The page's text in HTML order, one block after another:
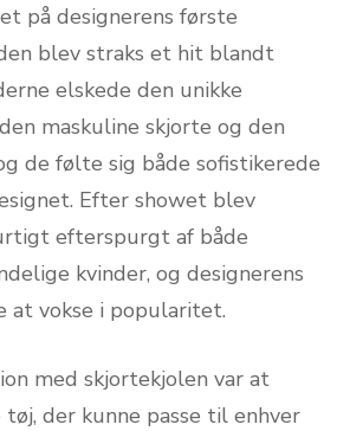
på designerens første
blev straks et hit blandt
elskede den unikke
maskuline skjorte og den
de følte sig både sofistikerede
Efter showet blev
efterspurgt af både
kvinder, og designerens
at vokse i popularitet.
med skjortekjolen var at
der kunne passe til enhver